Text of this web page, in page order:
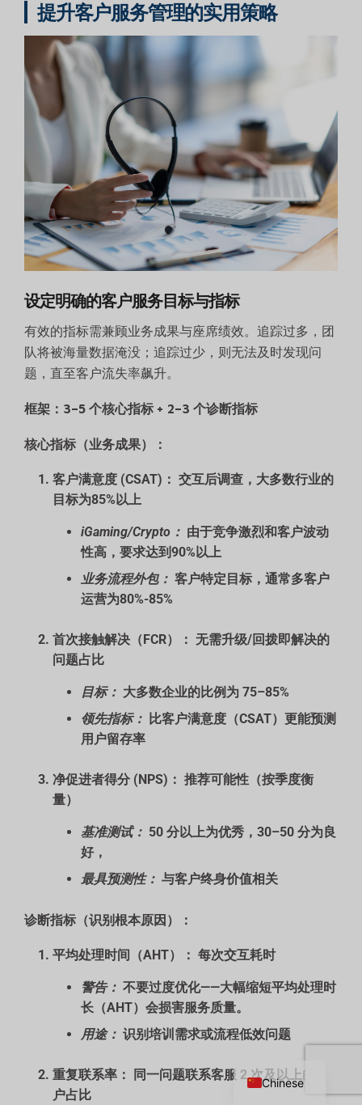
提升客户服务管理的实用策略
设定明确的客户服务目标与指标
有效的指标需兼顾业务成果与座席绩效。追踪过多，团
队将被海量数据淹没；追踪过少，则无法及时发现问
题，直至客户流失率飙升。
框架：3–5 个核心指标 + 2–3 个诊断指标
核心指标（业务成果）：
客户满意度 (CSAT)： 交互后调查，大多数行业的
目标为85%以上
iGaming/Crypto： 由于竞争激烈和客户波动
性高，要求达到90%以上
业务流程外包： 客户特定目标，通常多客户
运营为80%-85%
首次接触解决（FCR）： 无需升级/回拨即解决的
问题占比
目标： 大多数企业的比例为 75–85%
领先指标： 比客户满意度（CSAT）更能预测
用户留存率
净促进者得分 (NPS)： 推荐可能性（按季度衡
量）
基准测试： 50 分以上为优秀，30–50 分为良
好，
最具预测性： 与客户终身价值相关
诊断指标（识别根本原因）：
平均处理时间（AHT）： 每次交互耗时
警告： 不要过度优化——大幅缩短平均处理时
长（AHT）会损害服务质量。
用途： 识别培训需求或流程低效问题
重复联系率：
同一问题联系客服 2 次及以上的客
户占比
Chinese
Russian